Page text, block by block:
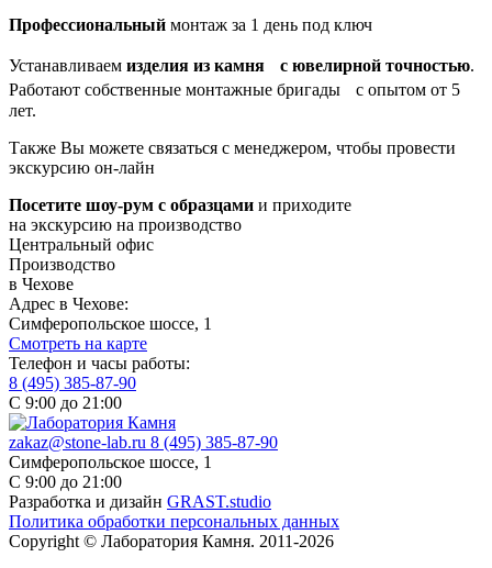
Профессиональный монтаж за 1 день под ключ
Устанавливаем изделия из камня с ювелирной точностью.
Работают собственные монтажные бригады с опытом от 5
лет.
Также Вы можете связаться с менеджером, чтобы провести
экскурсию он-лайн
Посетите шоу-рум с образцами и приходите
на экскурсию на производство
Центральный офис
Производство
в Чехове
Адрес в Чехове:
Симферопольское шоссе, 1
Смотреть на карте
Телефон и часы работы:
8 (495) 385-87-90
С 9:00 до 21:00
zakaz@stone-lab.ru 8 (495) 385-87-90
Симферопольское шоссе, 1
С 9:00 до 21:00
Разработка и дизайн GRAST.studio
Политика обработки персональных данных
Copyright © Лаборатория Камня. 2011-2026